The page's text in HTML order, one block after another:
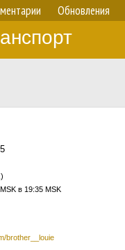
Обновления
в 19:35 MSK
brother__louie